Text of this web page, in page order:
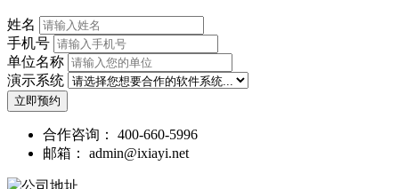
姓名
手机号
单位名称
演示系统
立即预约
合作咨询： 400-660-5996
邮箱： admin@ixiayi.net